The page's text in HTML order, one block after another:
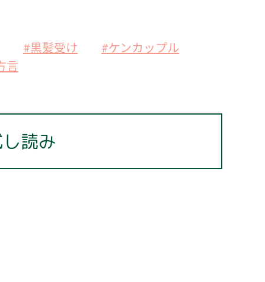
#黒髪受け
#ケンカップル
言
読み